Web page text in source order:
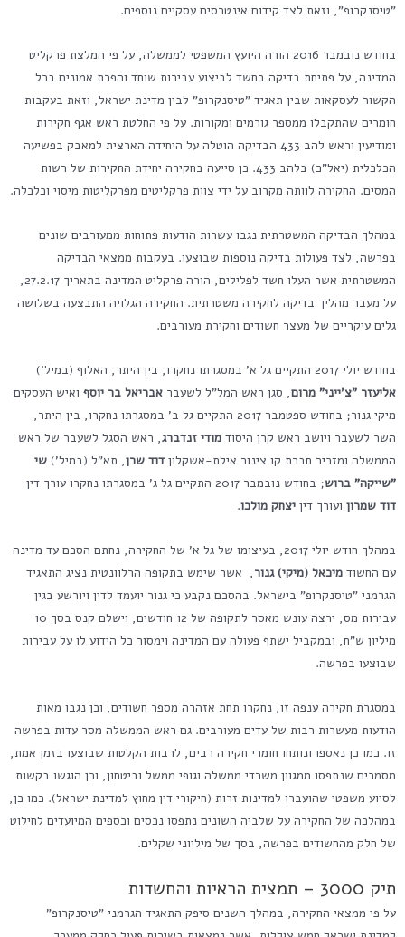
"טיסנקרופ", וזאת לצד קידום אינטרסים עסקיים נוספים.
בחודש נובמבר 2016 הורה היועץ המשפטי לממשלה, על פי המלצת פרקליט
המדינה, על פתיחת בדיקה בחשד לביצוע עבירות שוחד והפרת אמונים בכל
הקשור לעסקאות שבין תאגיד "טיסנקרופ" לבין מדינת ישראל, וזאת בעקבות
חומרים שהתקבלו ממספר גורמים ומקורות. על פי החלטת ראש אגף חקירות
ומודיעין וראש להב 433 הבדיקה הוטלה על היחידה הארצית למאבק בפשיעה
הכלכלית (יאל"כ) בלהב 433. כן סייעה בחקירה יחידת החקירות של רשות
המסים. החקירה לוותה מקרוב על ידי צוות פרקליטים מפרקליטות מיסוי וכלכלה.
במהלך הבדיקה המשטרתית נגבו עשרות הודעות פתוחות ממעורבים שונים
בפרשה, לצד פעולות בדיקה נוספות שבוצעו. בעקבות ממצאי הבדיקה
המשטרתית אשר העלו חשד לפלילים, הורה פרקליט המדינה בתאריך 27.2.17,
על מעבר מהליך בדיקה לחקירה משטרתית. החקירה הגלויה התבצעה בשלושה
גלים עיקריים של מעצר חשודים וחקירת מעורבים.
בחודש יולי 2017 התקיים גל א' במסגרתו נחקרו, בין היתר, האלוף (במיל')
אליעזר "צ'ייני" מרום, סגן ראש המל"ל לשעבר אבריאל בר יוסף ואיש העסקים
מיקי גנור; בחודש ספטמבר 2017 התקיים גל ב' במסגרתו נחקרו, בין היתר,
השר לשעבר ויושב ראש קרן היסוד מודי זנדברג, ראש הסגל לשעבר של ראש
הממשלה ומזכיר חברת קו צינור אילת-אשקלון דוד שרן, תא"ל (במיל') שי
"שייקה" ברוש; בחודש נובמבר 2017 התקיים גל ג' במסגרתו נחקרו עורך דין
דוד שמרון ועורך דין יצחק מולכו.
במהלך חודש יולי 2017, בעיצומו של גל א' של החקירה, נחתם הסכם עד מדינה
עם החשוד מיכאל (מיקי) גנור, אשר שימש בתקופה הרלוונטית נציג התאגיד
הגרמני "טיסנקרופ" בישראל. בהסכם נקבע כי גנור יועמד לדין ויורשע בגין
עבירות מס, ירצה עונש מאסר לתקופה של 12 חודשים, וישלם קנס בסך 10
מיליון ש"ח, ובמקביל ישתף פעולה עם המדינה וימסור כל הידוע לו על עבירות
שבוצעו בפרשה.
במסגרת חקירה ענפה זו, נחקרו תחת אזהרה מספר חשודים, וכן נגבו מאות
הודעות מעשרות רבות של עדים מעורבים. גם ראש הממשלה מסר עדות בפרשה
זו. כמו כן נאספו ונותחו חומרי חקירה רבים, לרבות הקלטות שבוצעו בזמן אמת,
מסמכים שנתפסו ממגוון משרדי ממשלה וגופי ממשל וביטחון, וכן הוגשו בקשות
לסיוע משפטי שהועברו למדינות זרות (חיקורי דין מחוץ למדינת ישראל). כמו כן,
במהלכה של החקירה על שלביה השונים נתפסו נכסים וכספים המיועדים לחילוט
של חלק מהחשודים בפרשה, בסך של מיליוני שקלים.
תיק 3000 – תמצית הראיות והחשדות
על פי ממצאי החקירה, במהלך השנים סיפק התאגיד הגרמני "טיסנקרופ"